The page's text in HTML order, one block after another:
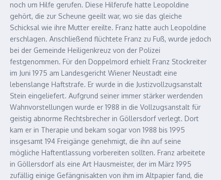
noch um Hilfe gerufen. Diese Hilferufe hatte Leopoldine
gehört, die zur Scheune geeilt war, wo sie das gleiche
Schicksal wie ihre Mutter ereilte. Franz hatte auch Leopoldine
erschlagen. Anschließend flüchtete Franz zu Fuß, wurde jedoch
bei der Gemeinde Heiligenkreuz von der Polizei
festgenommen. Für den Doppelmord erhielt Franz Stockreiter
im Juni 1975 am Landesgericht Wiener Neustadt eine
lebenslange Haftstrafe. Er wurde in die Justizvollzugsanstalt
Stein eingeliefert. Aufgrund seiner immer stärker werdenden
Wahnvorstellungen wurde er 1988 in die Vollzugsanstalt für
geistig abnorme Rechtsbrecher in Göllersdorf verlegt. Dort
kam er in Therapie und bekam sogar von 1988 bis 1995
insgesamt 194 Freigänge genehmigt, die ihn auf seine
mögliche Haftentlassung vorbereiten sollten. Franz arbeitete
in Göllersdorf als eine Art Hausmeister, der im März 1995
zufällig einige Gefängnisakten von ihm im Altpapier fand, die